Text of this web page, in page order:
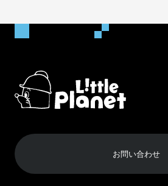
お問い合わせ